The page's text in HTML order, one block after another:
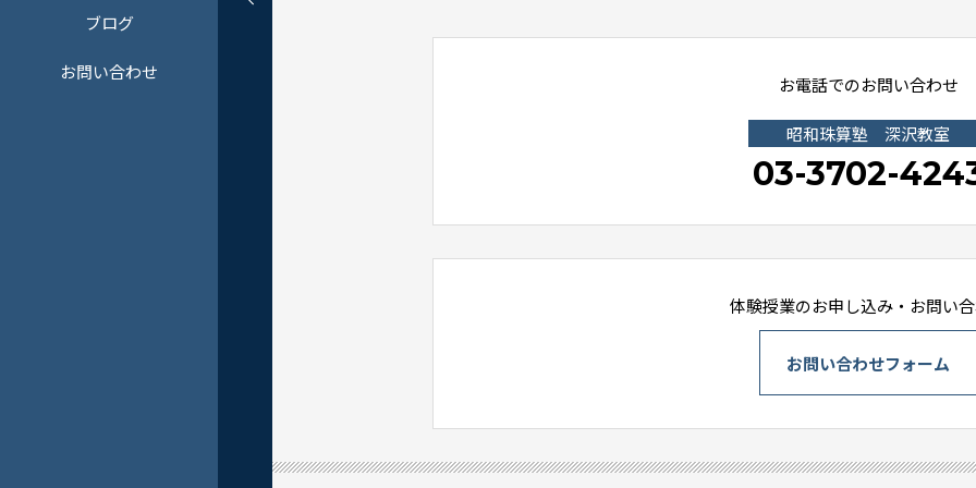
ブログ
お問い合わせ
お電話でのお問い合わせ
昭和珠算塾 深沢教室
03-3702-
体験授業のお申し込み・お問い
お問い合わせフォーム